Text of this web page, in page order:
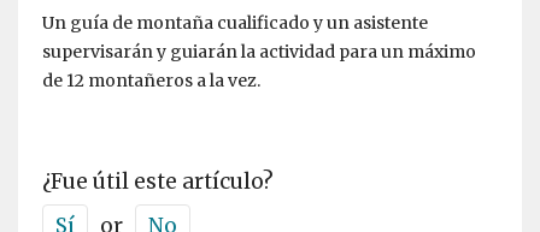
Un guía de montaña cualificado y un asistente
supervisarán y guiarán la actividad para un máximo
de 12 montañeros a la vez.
¿Fue útil este artículo?
Sí
or No